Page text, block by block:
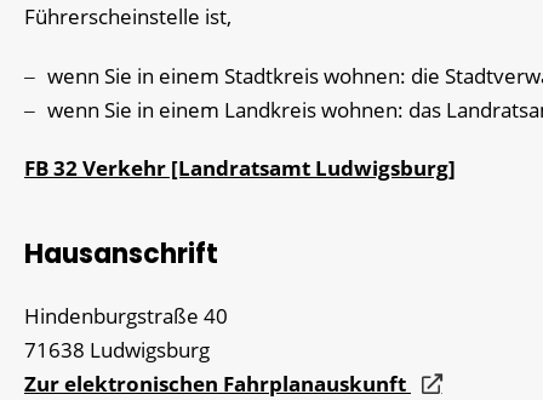
Führerscheinstelle ist,
wenn Sie in einem Stadtkreis wohnen: die
wenn Sie in einem Landkreis wohnen: das
FB 32 Verkehr [Landratsamt Ludwigsburg]
Hausanschrift
Hindenburgstraße 40
71638 Ludwigsburg
Zur elektronischen Fahrplanauskunft